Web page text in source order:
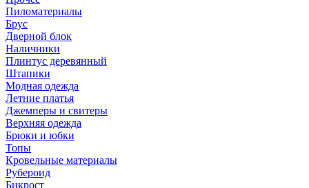
Пиломатериалы
Брус
Дверной блок
Наличники
Плинтус деревянный
Штапики
Модная одежда
Летние платья
Джемперы и свитеры
Верхняя одежда
Брюки и юбки
Топы
Кровельные материалы
Рубероид
Бикрост